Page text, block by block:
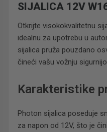
SIJALICA 12V
Otkrijte visokokvalitetnu
idealnu za upotrebu u
sijalica pruža pouzdano
čineći vašu vožnju
Karakteristike
Photon sijalica poseduje
za napon od 12V, što je